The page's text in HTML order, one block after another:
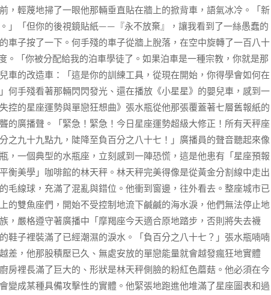
，輕蔑地掃了一眼他那輛垂直貼在牆上的掀背車，語氣冰冷。「新
」「但你的後視鏡貼紙——『永不放棄』，讓我看到了一絲愚蠢的
車子按了一下。何手殘的車子從牆上脫落，在空中旋轉了一百八十
「你被分配給我的泊車學徒了。如果泊車是一種宗教，你就是那
車的改造車：「這是你的訓練工具，從現在開始，你得學會如何在
何手殘看著那輛閃閃發光、還在播放《小星星》的嬰兒車，感到一
控的星座運勢與單戀狂想曲》張水瓶從他那張覆蓋著七層舊報紙的
的廣播聲。「緊急！緊急！今日星座運勢超級大修正！所有天秤座
之九十九點九，陡降至負百分之八十七！」廣播員的聲音聽起來像
，一個典型的水瓶座，立刻感到一陣恐慌，這是他患有「星座預報
衡美學」咖啡館的林天秤。林天秤完美得像是從黃金分割線中走出
毛線球，充滿了混亂與錯位。他衝到窗邊，往外看去。整座城市已
的雙魚座們，開始不受控制地流下鹹鹹的海水淚，他們無法停止地
，嚴格遵守著廣播中「摩羯座今天適合原地踏步，否則將失去襪
鞋子裡裝滿了已經潮濕的淚水。「負百分之八十七？」張水瓶喃喃
差，他那股積壓已久、無處安放的單戀能量就會越發瘋狂地實體
房裡長滿了巨大的、形狀是林天秤側臉的粉紅色蘑菇。他必須在今
變成某種具備攻擊性的實體。他緊張地跑進他堆滿了星座圖表和過